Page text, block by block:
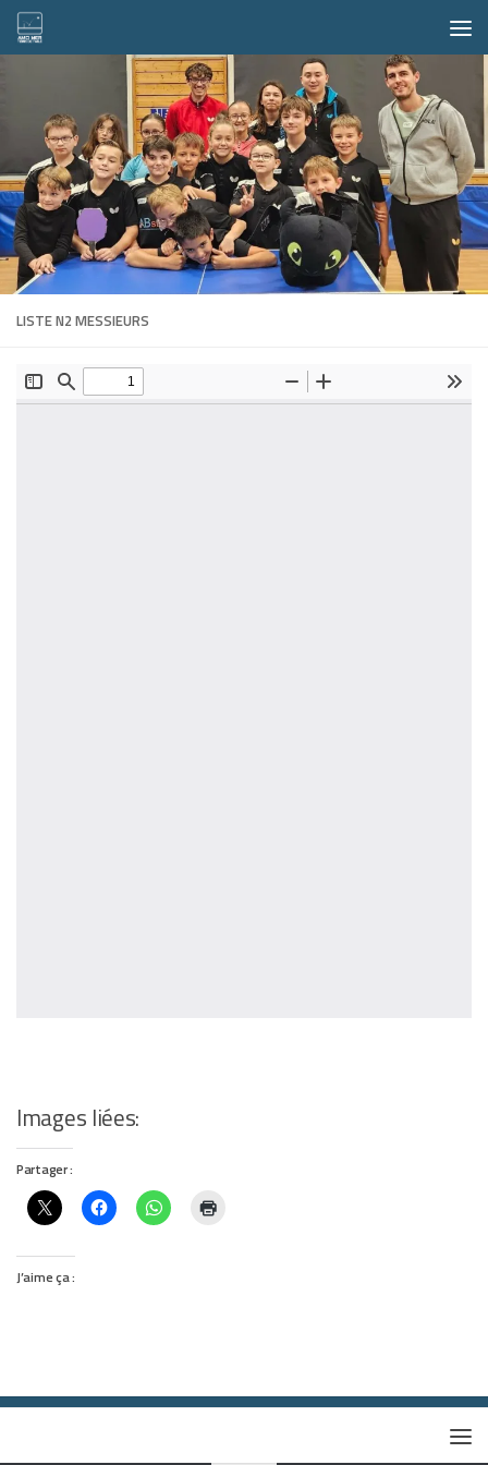
Skip to content
LISTE N2 MESSIEURS
Images liées:
Partager :
J’aime ça :